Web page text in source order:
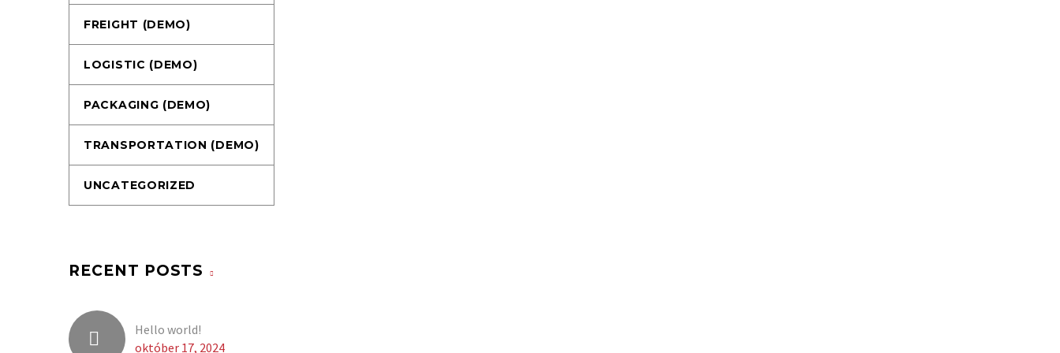
FREIGHT (DEMO)
LOGISTIC (DEMO)
PACKAGING (DEMO)
TRANSPORTATION (DEMO)
UNCATEGORIZED
RECENT POSTS
Hello world!
október 17, 2024